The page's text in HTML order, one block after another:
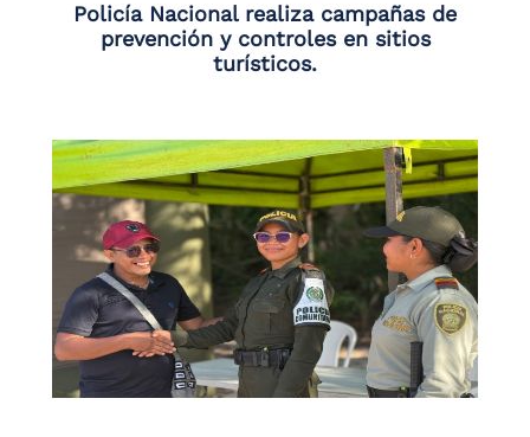
Policía Nacional realiza campañas de
prevención y controles en sitios
turísticos.